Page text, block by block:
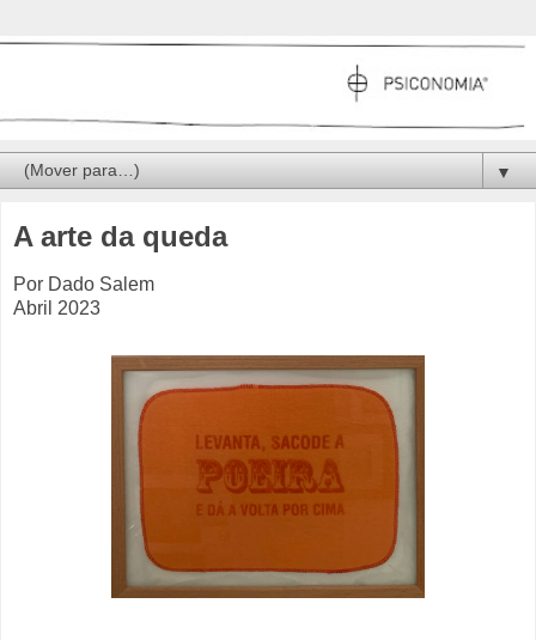
▼
A arte da queda
Por Dado Salem
Abril 2023